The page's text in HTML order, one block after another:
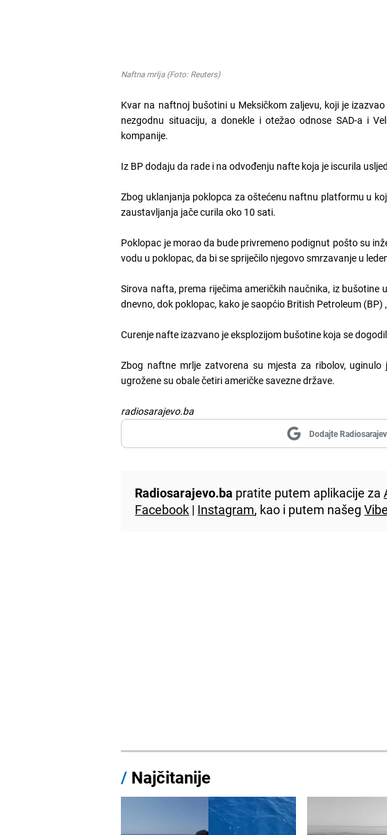
Naftna mrlja (Foto: Reuters)
Kvar na naftnoj bušotini u Meksičkom zaljevu, koji je
nezgodnu situaciju, a donekle i otežao odnose SAD-a i
kompanije.
Iz BP dodaju da rade i na odvođenju nafte koja je iscurila
Zbog uklanjanja poklopca za oštećenu naftnu platformu u
zaustavljanja jače curila oko 10 sati.
Poklopac je morao da bude privremeno podignut pošto su
vodu u poklopac, da bi se spriječilo njegovo smrzavanje u
Sirova nafta, prema riječima američkih naučnika, iz
dnevno, dok poklopac, kako je saopćio British Petroleum
Curenje nafte izazvano je eksplozijom bušotine koja se
Zbog naftne mrlje zatvorena su mjesta za ribolov,
ugrožene su obale četiri američke savezne države.
radiosarajevo.ba
Dodajte
Radiosarajevo.ba pratite putem aplikacije za
Facebook | Instagram, kao i putem našeg
/ Najčitanije